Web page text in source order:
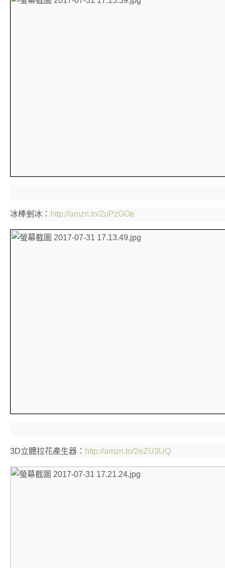
冰棒剉冰： http://amzn.to/2uPzGOe
3D立體拉花產生器： http://amzn.to/2eZU3UQ